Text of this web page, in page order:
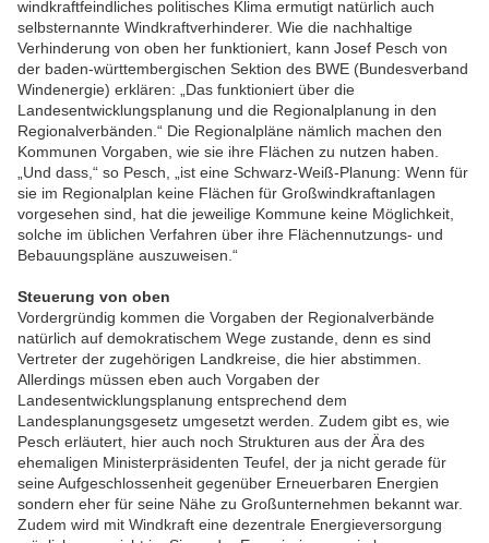
windkraftfeindliches politisches Klima ermutigt natürlich auch
selbsternannte Windkraftverhinderer. Wie die nachhaltige
Verhinderung von oben her funktioniert, kann Josef Pesch von
der baden-württembergischen Sektion des BWE (Bundesverband
Windenergie) erklären: „Das funktioniert über die
Landesentwicklungsplanung und die Regionalplanung in den
Regionalverbänden.“ Die Regionalpläne nämlich machen den
Kommunen Vorgaben, wie sie ihre Flächen zu nutzen haben.
„Und dass,“ so Pesch, „ist eine Schwarz-Weiß-Planung: Wenn für
sie im Regionalplan keine Flächen für Großwindkraftanlagen
vorgesehen sind, hat die jeweilige Kommune keine Möglichkeit,
solche im üblichen Verfahren über ihre Flächennutzungs- und
Bebauungspläne auszuweisen.“
Steuerung von oben
Vordergründig kommen die Vorgaben der Regionalverbände
natürlich auf demokratischem Wege zustande, denn es sind
Vertreter der zugehörigen Landkreise, die hier abstimmen.
Allerdings müssen eben auch Vorgaben der
Landesentwicklungsplanung entsprechend dem
Landesplanungsgesetz umgesetzt werden. Zudem gibt es, wie
Pesch erläutert, hier auch noch Strukturen aus der Ära des
ehemaligen Ministerpräsidenten Teufel, der ja nicht gerade für
seine Aufgeschlossenheit gegenüber Erneuerbaren Energien
sondern eher für seine Nähe zu Großunternehmen bekannt war.
Zudem wird mit Windkraft eine dezentrale Energieversorgung